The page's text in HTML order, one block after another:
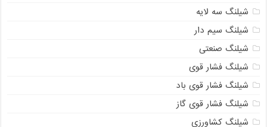
شیلنگ سه لایه
شیلنگ سیم دار
شیلنگ صنعتی
شیلنگ فشار قوی
شیلنگ فشار قوی باد
شیلنگ فشار قوی گاز
شیلنگ کشاورزی